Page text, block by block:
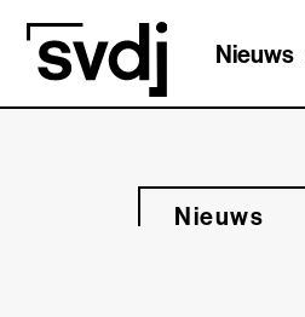
Naar hoofdinhoud
Nieuws
Nieuws